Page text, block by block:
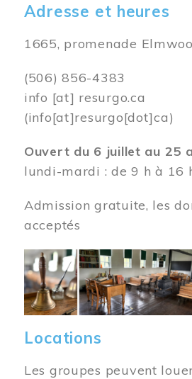
Adresse et heures
1665, promenade
(506) 856-4383
info [at] resurgo.ca
(info[at]resurgo[dot]ca)
Ouvert du 6 juillet au 25
lundi-mardi : de 9 h à 16
Admission gratuite, les
acceptés
Image
Locations
Les groupes peuvent